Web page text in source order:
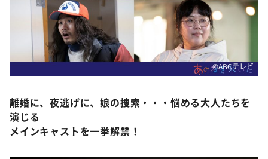
©️ABCテレビ
離婚に、夜逃げに、娘の捜索・・・悩める大人たちを
演じる
メインキャストを一挙解禁！